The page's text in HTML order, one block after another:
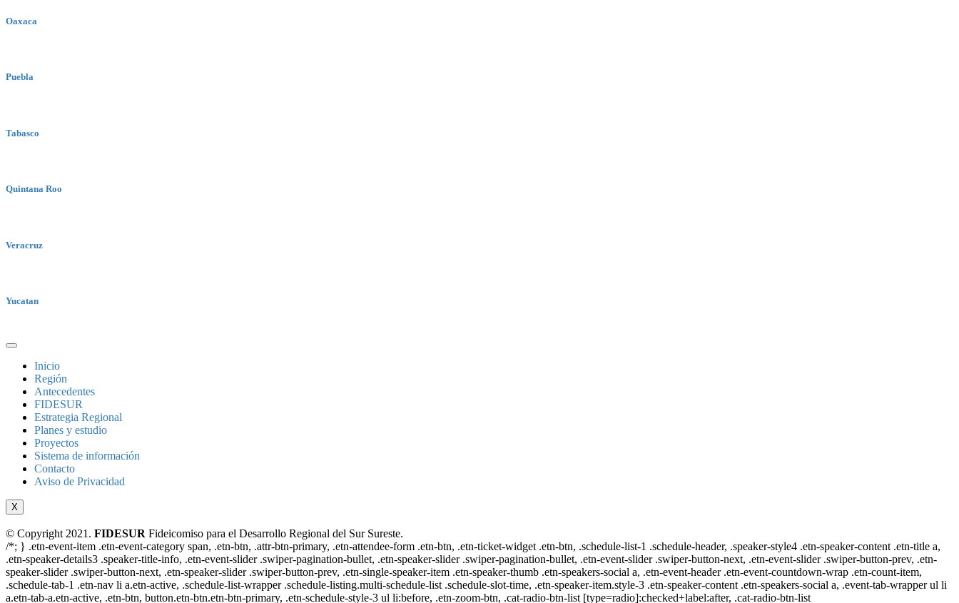
Oaxaca
Puebla
Tabasco
Quintana Roo
Veracruz
Yucatan
Inicio
Región
Antecedentes
FIDESUR
Estrategia Regional
Planes y estudio
Proyectos
Sistema de información
Contacto
Aviso de Privacidad
X
© Copyright 2021. FIDESUR Fideicomiso para el Desarrollo Regional del Sur Sureste.
/*; } .etn-event-item .etn-event-category span, .etn-btn, .attr-btn-primary, .etn-attendee-form .etn-btn, .etn-ticket-widget .etn-btn, .schedule-list-1 .schedule-header, .speaker-style4 .etn-speaker-content .etn-title a,
.etn-speaker-details3 .speaker-title-info, .etn-event-slider .swiper-pagination-bullet, .etn-speaker-slider .swiper-pagination-bullet, .etn-event-slider .swiper-button-next, .etn-event-slider .swiper-button-prev, .etn-
speaker-slider .swiper-button-next, .etn-speaker-slider .swiper-button-prev, .etn-single-speaker-item .etn-speaker-thumb .etn-speakers-social a, .etn-event-header .etn-event-countdown-wrap .etn-count-item,
.schedule-tab-1 .etn-nav li a.etn-active, .schedule-list-wrapper .schedule-listing.multi-schedule-list .schedule-slot-time, .etn-speaker-item.style-3 .etn-speaker-content .etn-speakers-social a, .event-tab-wrapper ul li
a.etn-tab-a.etn-active, .etn-btn, button.etn-btn.etn-btn-primary, .etn-schedule-style-3 ul li:before, .etn-zoom-btn, .cat-radio-btn-list [type=radio]:checked+label:after, .cat-radio-btn-list